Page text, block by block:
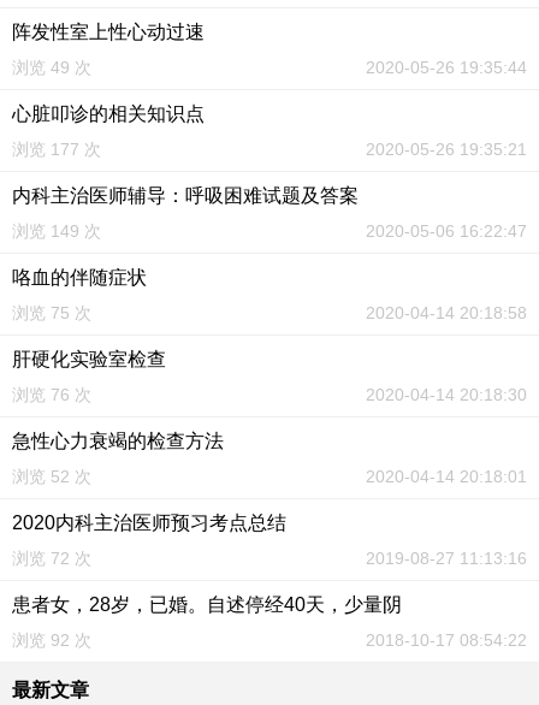
阵发性室上性心动过速
浏览 49 次 2020-05-26 19:35:44
心脏叩诊的相关知识点
浏览 177 次 2020-05-26 19:35:21
内科主治医师辅导：呼吸困难试题及答案
浏览 149 次 2020-05-06 16:22:47
咯血的伴随症状
浏览 75 次 2020-04-14 20:18:58
肝硬化实验室检查
浏览 76 次 2020-04-14 20:18:30
急性心力衰竭的检查方法
浏览 52 次 2020-04-14 20:18:01
2020内科主治医师预习考点总结
浏览 72 次 2019-08-27 11:13:16
患者女，28岁，已婚。自述停经40天，少量阴
浏览 92 次 2018-10-17 08:54:22
最新文章